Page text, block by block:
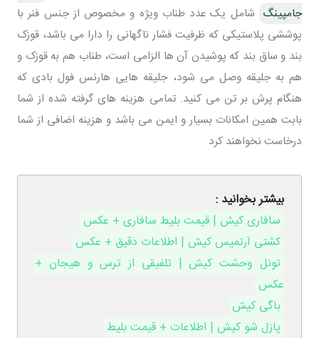
جامپینگ شامل یک عدد طناب ویژه و مخصوص از جنس فنر با
پوششی پلاستیکی که ظرفیت فشار ناگهانی را دارا می باشد، قوزک
بند و ساق بند که پوشیدن آن ها الزامی است، طناب هم به قوزک و
هم به جلیقه وصل می شود، جلیقه هایی هارنس فول بادی که
هنگام پرش بر تن می کنید. تمامی هزینه های گرفته شده از شما
بابت همین امکانات بسیار و ایمن می باشد و هزینه اضافی از شما
درخاست نخواهند کرد
بیشتر بخوانید :
سافاری کیش | قیمت بلیط سافاری + عکس
کشتی آرتمیس کیش | اطلاعات دقیق + عکس
تونل وحشت کیش | تلفیقی از ترس و هیجان +
عکس
باگی کیش
پازل شو کیش | اطلاعات + قیمت بلیط